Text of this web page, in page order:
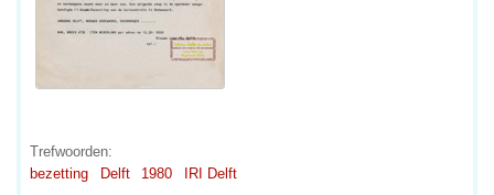
Trefwoorden:
bezetting
Delft 1980 IRI Delft